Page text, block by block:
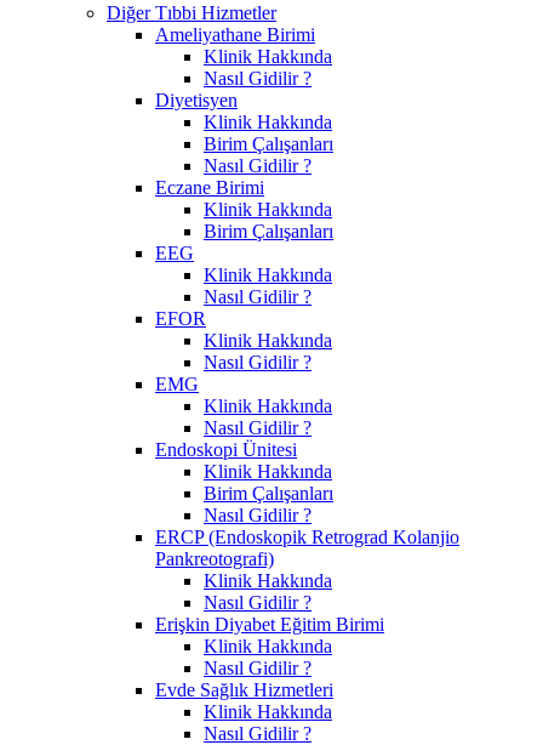
Diğer Tıbbi Hizmetler
Ameliyathane Birimi
Klinik Hakkında
Nasıl Gidilir ?
Diyetisyen
Klinik Hakkında
Birim Çalışanları
Nasıl Gidilir ?
Eczane Birimi
Klinik Hakkında
Birim Çalışanları
EEG
Klinik Hakkında
Nasıl Gidilir ?
EFOR
Klinik Hakkında
Nasıl Gidilir ?
EMG
Klinik Hakkında
Nasıl Gidilir ?
Endoskopi Ünitesi
Klinik Hakkında
Birim Çalışanları
Nasıl Gidilir ?
ERCP (Endoskopik Retrograd Kolanjio
Pankreotografi)
Klinik Hakkında
Nasıl Gidilir ?
Erişkin Diyabet Eğitim Birimi
Klinik Hakkında
Nasıl Gidilir ?
Evde Sağlık Hizmetleri
Klinik Hakkında
Nasıl Gidilir ?